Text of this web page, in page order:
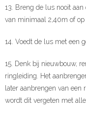
13. Breng de lus nooit
van minimaal 2,40m of op
14. Voedt de lus met een
15. Denk bij nieuwbouw,
ringleiding. Het
later aanbrengen van een
wordt dit vergeten met alle